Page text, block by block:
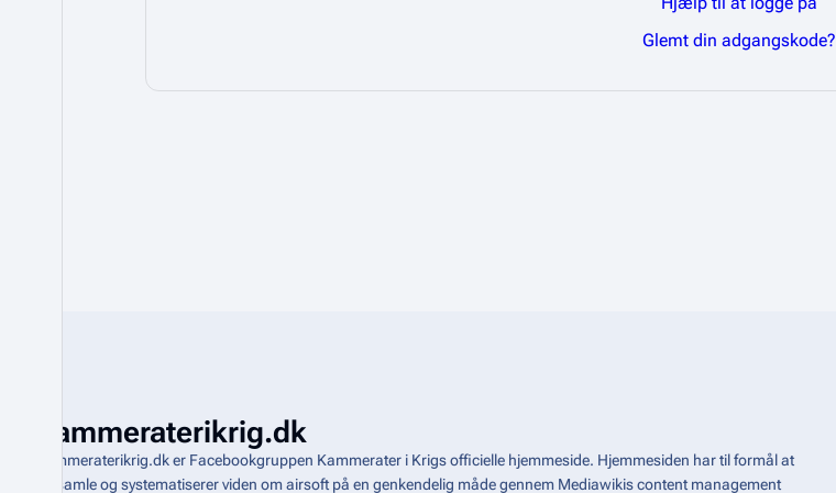
Glemt din adgangskode?
Kammeraterikrig.dk
Kammeraterikrig.dk er Facebookgruppen Kammerater i Krigs officielle hjemmeside. Hjemmesiden har til formål at
indsamle og systematiserer viden om airsoft på en genkendelig måde gennem Mediawikiscontent management